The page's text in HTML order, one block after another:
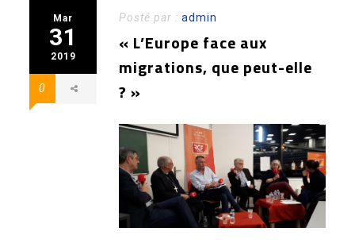
Mar
31
2019
0
Posté par :admin
« L’Europe face aux
migrations, que peut-elle
? »